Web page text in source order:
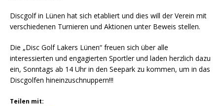
Discgolf in Lünen hat sich etabliert und dies will der Verein mit
verschiedenen Turnieren und Aktionen unter Beweis stellen.
Die „Disc Golf Lakers Lünen“ freuen sich über alle
interessierten und engagierten Sportler und laden herzlich dazu
ein, Sonntags ab 14 Uhr in den Seepark zu kommen, um in das
Discgolfen hineinzuschnuppern!!!
Teilen mit: